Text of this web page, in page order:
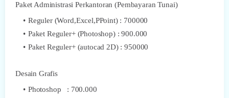
Paket Administrasi Perkantoran (Pembayaran Tunai)
Reguler (Word,Excel,PPoint) : 700000
Paket Reguler+ (Photoshop) : 900.000
Paket Reguler+ (autocad 2D) : 950000
Desain Grafis
Photoshop : 700.000